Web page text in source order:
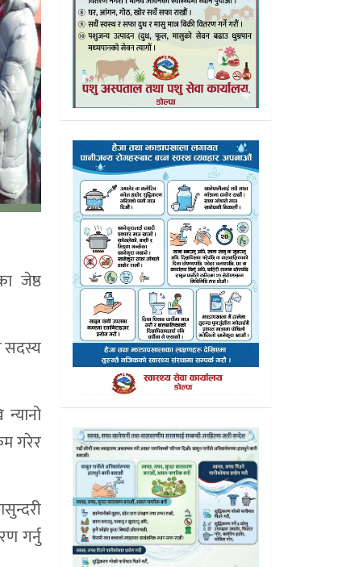
जेष्ठ
सदस्य
गरेर
गर्नु